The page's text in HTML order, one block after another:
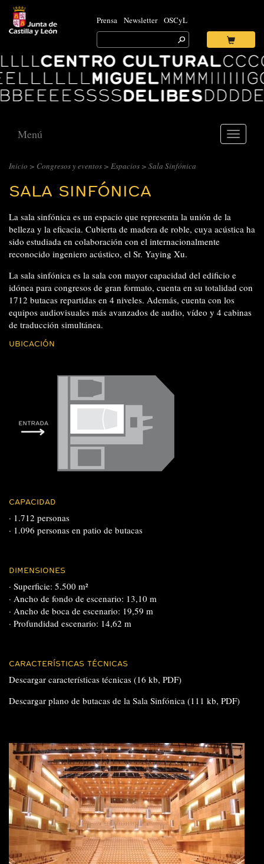
Prensa Newsletter OSCyL
Search
for:
Ok
Centro
Cultural
Miguel
Delibes
Toggle
Menú
Inicio > Congresos y eventos > Espacios > Sala Sinfónica
SALA SINFÓNICA
La sala sinfónica es un espacio que representa la unión de la
belleza y la eficacia. Cubierta de madera de roble, cuya acústica ha
sido estudiada en colaboración con el internacionalmente
reconocido ingeniero acústico, el Sr. Yaying Xu.
La sala sinfónica es la sala con mayor capacidad del edificio e
idónea para congresos de gran formato, cuenta en su totalidad con
1712 butacas repartidas en 4 niveles. Además, cuenta con los
equipos audiovisuales más avanzados de audio, vídeo y 4 cabinas
de traducción simultánea.
UBICACIÓN
CAPACIDAD
· 1.712 personas
· 1.096 personas en patio de butacas
DIMENSIONES
· Superficie: 5.500 m²
· Ancho de fondo de escenario: 13,10 m
· Ancho de boca de escenario: 19,59 m
· Profundidad escenario: 14,62 m
CARACTERÍSTICAS TÉCNICAS
Descargar características técnicas (16 kb, PDF)
Descargar plano de butacas de la Sala Sinfónica (111 kb, PDF)